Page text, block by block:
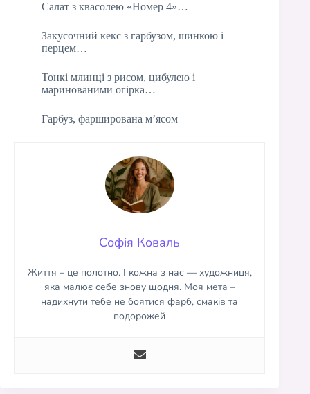
Салат з квасолею «Номер 4»…
Закусочний кекс з гарбузом, шинкою і
перцем…
Тонкі млинці з рисом, цибулею і
маринованими огірка…
Гарбуз, фарширована м’ясом
Софія Коваль
Життя – це полотно. І кожна з нас — художниця,
яка малює себе знову щодня. Моя мета –
надихнути тебе не боятися фарб, смаків та
подорожей